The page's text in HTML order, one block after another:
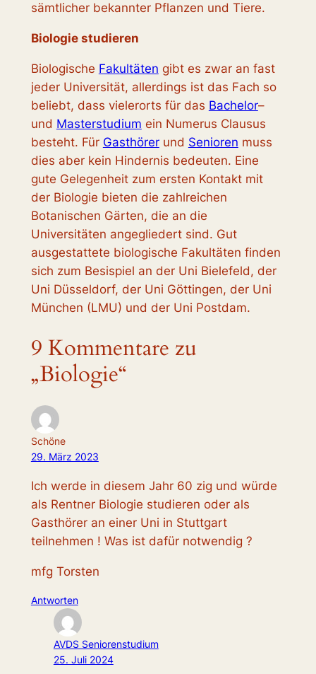
sämtlicher bekannter Pflanzen und Tiere.
Biologie studieren
Biologische Fakultäten gibt es zwar an fast
jeder Universität, allerdings ist das Fach so
beliebt, dass vielerorts für das Bachelor–
und Masterstudium ein Numerus Clausus
besteht. Für Gasthörerund Senioren muss
dies aber kein Hindernis bedeuten. Eine
gute Gelegenheit zum ersten Kontakt mit
der Biologie bieten die zahlreichen
Botanischen Gärten, die an die
Universitäten angegliedert sind. Gut
ausgestattete biologische Fakultäten finden
sich zum Besispiel an der Uni Bielefeld, der
Uni Düsseldorf, der Uni Göttingen, der Uni
München (LMU) und der Uni Postdam.
9 Kommentare zu
„Biologie“
Schöne
29. März 2023
Ich werde in diesem Jahr 60 zig und würde
als Rentner Biologie studieren oder als
Gasthörer an einer Uni in Stuttgart
teilnehmen ! Was ist dafür notwendig ?
mfg Torsten
Antworten
AVDS Seniorenstudium
25. Juli 2024